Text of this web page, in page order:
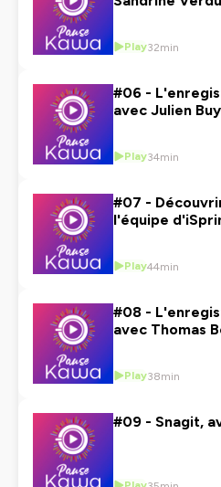
Play32min
#06 -
avec Julien
Play34min
#07 -
l'équipe
Play44min
#08 -
avec Thomas
Play38min
#09 - Snagit,